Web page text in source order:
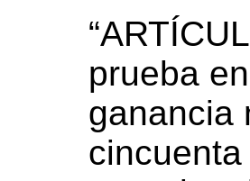
prueba
ganancia